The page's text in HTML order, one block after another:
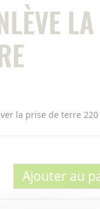
la prise de terre 220
Ajouter au